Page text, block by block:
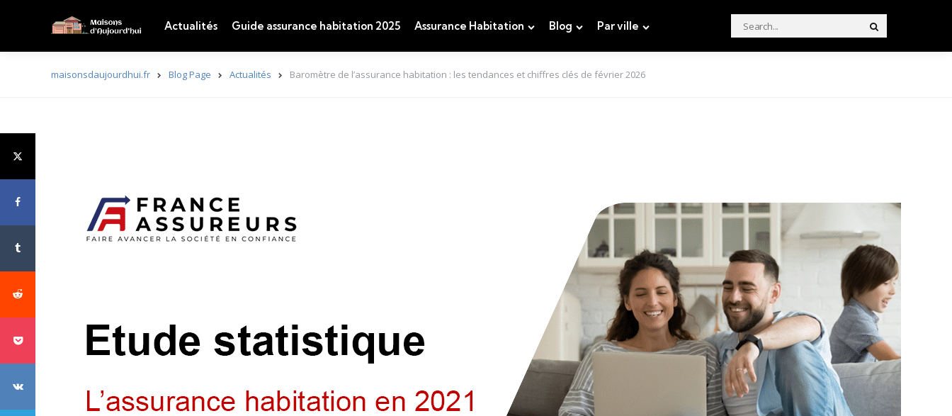
Actualités Guide assurance habitation 2025 Assurance Habitation Blog Par ville
Search
for:
maisonsdaujourdhui.fr Blog Page Actualités Baromètre de l’assurance habitation : les tendances et chiffres clés de février 2026